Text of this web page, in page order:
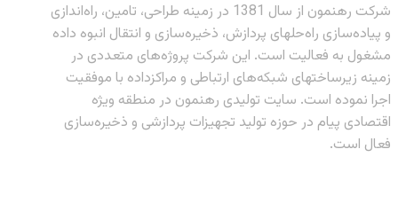
شرکت رهنمون از سال 1381 در زمینه طراحی، تامین، راه‌اندازی
و پیاده‌سازی راه‌حلهای پردازش، ذخیره‌سازی و انتقال انبوه داده
مشغول به فعالیت است. این شرکت پروژه‌های متعددی در
زمینه زیرساختهای شبکه‌های ارتباطی و مراکزداده با موفقیت
اجرا نموده است. سایت تولیدی رهنمون در منطقه ویژه
اقتصادی پیام در حوزه تولید تجهیزات پردازشی و ذخیره‌سازی
فعال است.